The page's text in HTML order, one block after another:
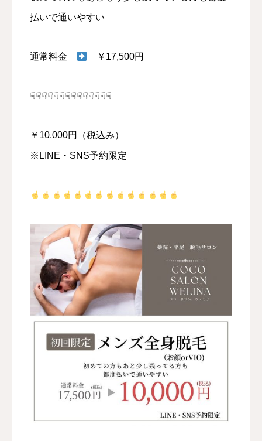
払いで通いやすい
通常料金 ￥17,500円
☟☟☟☟☟☟☟☟☟☟☟☟☟☟
￥10,000円（税込み）
※LINE・SNS予約限定